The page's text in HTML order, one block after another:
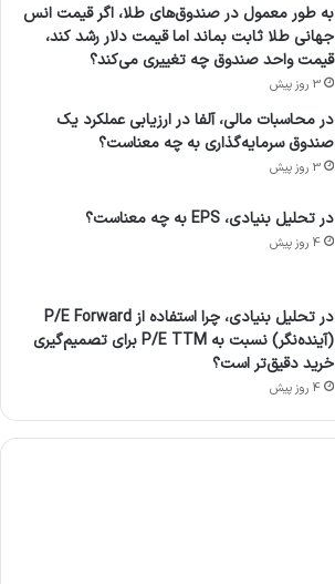
به طور معمول در صندوق‌های طلا، اگر قیمت انس
جهانی طلا ثابت بماند اما قیمت دلار رشد کند،
قیمت واحد صندوق چه تغییری می‌کند؟
3 روز پیش
در محاسبات مالی، آلفا در ارزیابی عملکرد یک
صندوق سرمایه‌گذاری به چه معناست؟
3 روز پیش
در تحلیل بنیادی، EPS به چه معناست؟
4 روز پیش
در تحلیل بنیادی، چرا استفاده از P/E Forward
(آینده‌نگر) نسبت به P/E TTM برای تصمیم‌گیری
خرید دقیق‌تر است؟
4 روز پیش